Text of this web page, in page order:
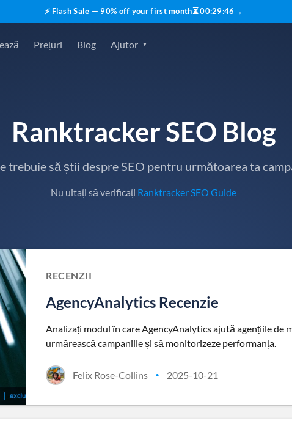
⚡ Flash Sale — 90% off your first month⏳00:29:45 →
Prețuri Blog Ajutor
Ranktracker SEO Blog
trebuie să știi despre SEO pentru următoarea ta
Nu uitați să verificați Ranktracker SEO Guide
RECENZII
AgencyAnalytics Recenzie
Analizați modul în care AgencyAnalytics ajută agențiile de
urmărească campaniile și să monitorizeze performanța.
Felix Rose-Collins • 2025-10-21